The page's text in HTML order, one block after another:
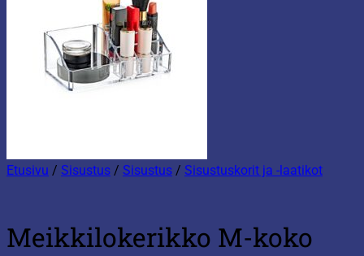
Etusivu / Sisustus / Sisustus / Sisustuskorit ja -laatikot
Meikkilokerikko M-koko